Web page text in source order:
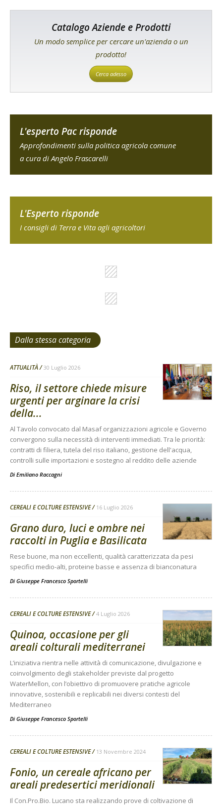
Catalogo Aziende e Prodotti
Un modo semplice per cercare un'azienda o un
prodotto!
Cerca adesso
L'esperto Pac risponde
Approfondimenti sulla politica agricola comune
a cura di Angelo Frascarelli
L'Esperto risponde
I consigli di Terra e Vita agli agricoltori
Dalla stessa categoria
ATTUALITÀ 30 Luglio 2026
Riso, il settore chiede misure
urgenti per arginare la crisi
della...
Al Tavolo convocato dal Masaf organizzazioni agricole e Governo
convergono sulla necessità di interventi immediati. Tra le priorità:
contratti di filiera, tutela del riso italiano, gestione dell'acqua,
controlli sulle importazioni e sostegno al reddito delle aziende
Di Emiliano Raccagni
CEREALI E COLTURE ESTENSIVE 16 Luglio 2026
Grano duro, luci e ombre nei
raccolti in Puglia e Basilicata
Rese buone, ma non eccellenti, qualità caratterizzata da pesi
specifici medio-alti, proteine basse e assenza di bianconatura
Di Giuseppe Francesco Sportelli
CEREALI E COLTURE ESTENSIVE 4 Luglio 2026
Quinoa, occasione per gli
areali colturali mediterranei
L’iniziativa rientra nelle attività di comunicazione, divulgazione e
coinvolgimento degli stakeholder previste dal progetto
WaterMellon, con l’obiettivo di promuovere pratiche agricole
innovative, sostenibili e replicabili nei diversi contesti del
Mediterraneo
Di Giuseppe Francesco Sportelli
CEREALI E COLTURE ESTENSIVE 13 Novembre 2024
Fonio, un cereale africano per
areali predesertici meridionali
Il Con.Pro.Bio. Lucano sta realizzando prove di coltivazione di